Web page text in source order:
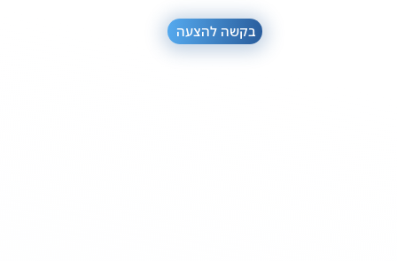
בקשה להצעה